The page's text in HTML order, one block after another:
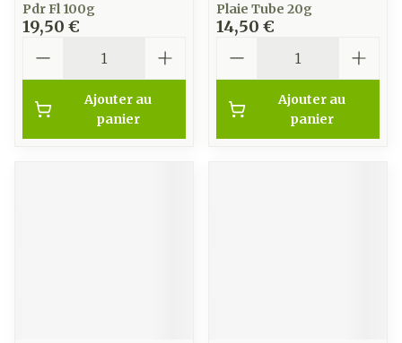
Pdr Fl 100g
19,50 €
Ajouter au
panier
Plaie Tube 20g
14,50 €
Ajouter au
panier